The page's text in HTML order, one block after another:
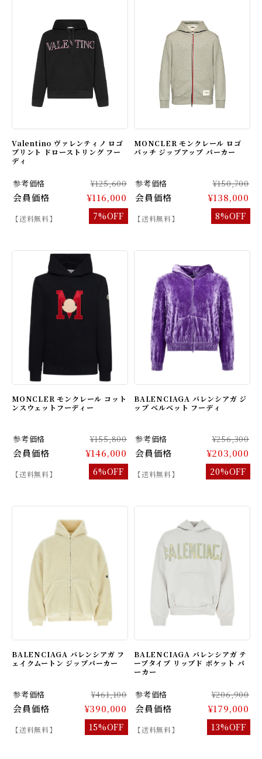
Valentino ヴァレンティノ ロゴ
プリント ドローストリング フー
ディ
参考価格 ¥125,600
会員価格 ¥116,000
【送料無料】 7%OFF
MONCLER モンクレール ロゴ
パッチ ジップアップ パーカー
参考価格 ¥150,700
会員価格 ¥138,000
【送料無料】 8%OFF
MONCLER モンクレール コット
ンスウェットフーディー
参考価格 ¥155,800
会員価格 ¥146,000
【送料無料】 6%OFF
BALENCIAGA バレンシアガ ジ
ップ ベルベット フーディ
参考価格 ¥256,300
会員価格 ¥203,000
【送料無料】 20%OFF
BALENCIAGA バレンシアガ フ
ェイクムートン ジップパーカー
参考価格 ¥461,100
会員価格 ¥390,000
【送料無料】 15%OFF
BALENCIAGA バレンシアガ テ
ープタイプ リップド ポケット パ
ーカー
参考価格 ¥206,900
会員価格 ¥179,000
【送料無料】 13%OFF